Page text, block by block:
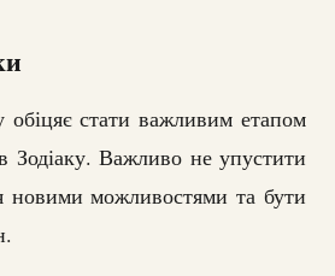
стати важливим етапом
Зодіаку. Важливо не упустити
новими можливостями та бути